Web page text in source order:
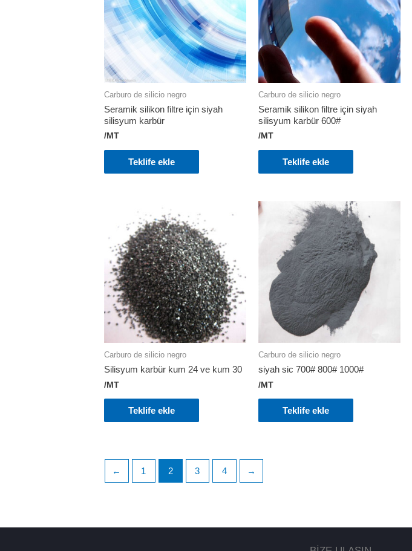
Carburo de silicio negro
Seramik silikon filtre için siyah
silisyum karbür
/MT
Teklife ekle
Carburo de silicio negro
Seramik silikon filtre için siyah
silisyum karbür 600#
/MT
Teklife ekle
Carburo de silicio negro
Silisyum karbür kum 24 ve kum 30
/MT
Teklife ekle
Carburo de silicio negro
siyah sic 700# 800# 1000#
/MT
Teklife ekle
← 1 2 3 4 →